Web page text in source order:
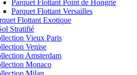
Parquet Flottant Point de Hongrie
Parquet Flottant Versailles
Flottant Exotique
Stratifié
Vieux Paris
Venise
Amsterdam
Monaco
Milan